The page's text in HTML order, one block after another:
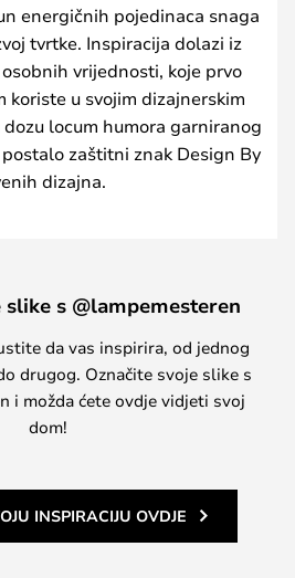
energičnih pojedinaca snaga
tvrtke. Inspiracija dolazi iz
vrijednosti, koje prvo
koriste u svojim dizajnerskim
locum humora garniranog
zaštitni znak Design By
dizajna.
s @lampemesteren
da vas inspirira, od jednog
drugog. Označite svoje slike s
i možda ćete ovdje vidjeti svoj
dom!
INSPIRACIJU OVDJE